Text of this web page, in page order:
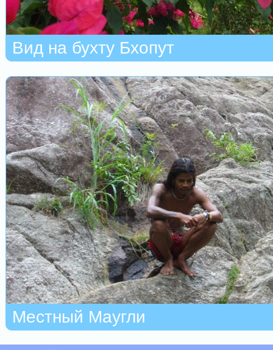
Вид на бухту Бхопут
Местный Маугли